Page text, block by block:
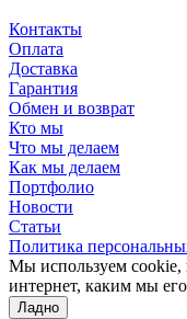
Контакты
Оплата
Доставка
Гарантия
Обмен и возврат
Кто мы
Что мы делаем
Как мы делаем
Портфолио
Новости
Статьи
Политика
Мы используем cookie,
интернет, каким мы
Ладно